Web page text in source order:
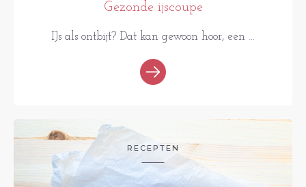
Gezonde ijscoupe
IJs als ontbijt? Dat kan gewoon hoor, een ...
RECEPTEN